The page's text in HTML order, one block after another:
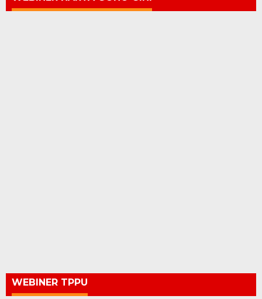
WEBINER TPPU